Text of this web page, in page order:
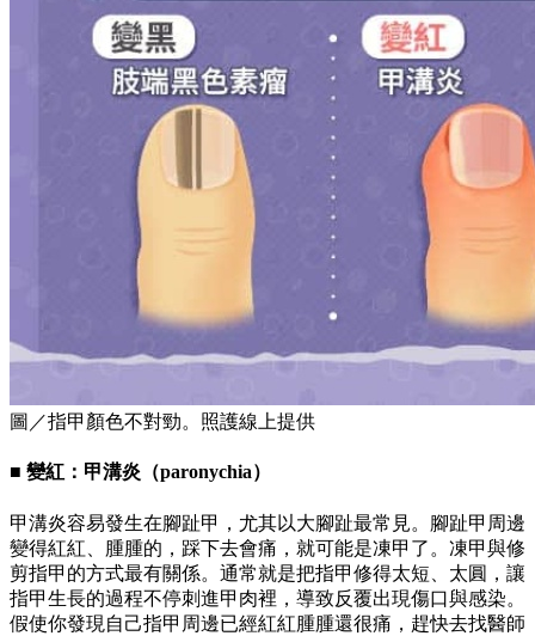
圖／指甲顏色不對勁。照護線上提供
■ 變紅：甲溝炎（paronychia）
甲溝炎容易發生在腳趾甲，尤其以大腳趾最常見。腳趾甲周邊
變得紅紅、腫腫的，踩下去會痛，就可能是凍甲了。凍甲與修
剪指甲的方式最有關係。通常就是把指甲修得太短、太圓，讓
指甲生長的過程不停刺進甲肉裡，導致反覆出現傷口與感染。
假使你發現自己指甲周邊已經紅紅腫腫還很痛，趕快去找醫師